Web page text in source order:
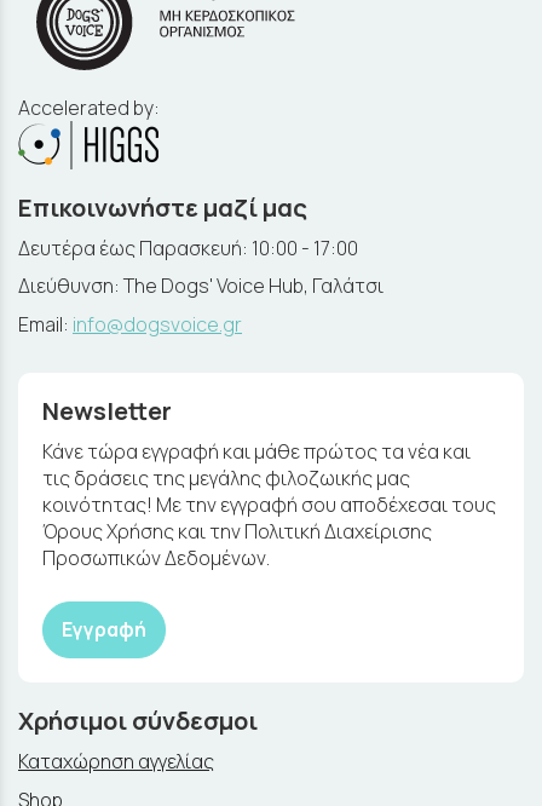
Accelerated by:
Επικοινωνήστε μαζί μας
Δευτέρα έως Παρασκευή: 10:00 - 17:00
Διεύθυνση: The Dogs' Voice Hub, Γαλάτσι
Email: info@dogsvoice.gr
Newsletter
Κάνε τώρα εγγραφή και μάθε πρώτος τα νέα και
τις δράσεις της μεγάλης φιλοζωικής μας
κοινότητας! Με την εγγραφή σου αποδέχεσαι τους
Όρους Χρήσης και την Πολιτική Διαχείρισης
Προσωπικών Δεδομένων.
Εγγραφή
Χρήσιμοι σύνδεσμοι
Καταχώρηση αγγελίας
Shop